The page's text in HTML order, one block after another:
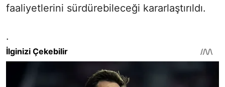
faaliyetlerini sürdürebileceği kararlaştırıldı.
.